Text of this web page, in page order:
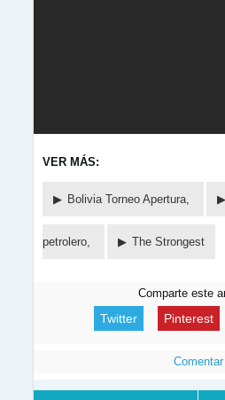
VER MÁS:
Bolivia Torneo Apertura,
petrolero, The Strongest
Comparte este
Twitter Pinterest
Comentar